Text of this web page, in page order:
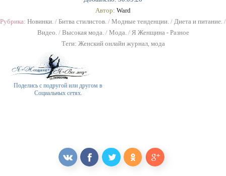
Автор: Ward
Рубрика: Новинки. / Битва стилистов. / Модные тенденции. / Диета и питание. /
Видео./ Высокая мода./ Мода./ Я Женщина - Разное
Теги: Женский онлайн журнал, мода
Поделись с подругой или другом в
Социальных сетях.